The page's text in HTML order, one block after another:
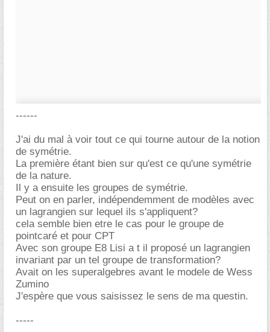
------
J'ai du mal à voir tout ce qui tourne autour de la notion
de symétrie.
La première étant bien sur qu'est ce qu'une symétrie
de la nature.
Il y a ensuite les groupes de symétrie.
Peut on en parler, indépendemment de modèles avec
un lagrangien sur lequel ils s'appliquent?
cela semble bien etre le cas pour le groupe de
pointcaré et pour CPT
Avec son groupe E8 Lisi a t il proposé un lagrangien
invariant par un tel groupe de transformation?
Avait on les superalgebres avant le modele de Wess
Zumino
J'espère que vous saisissez le sens de ma questin.
-----